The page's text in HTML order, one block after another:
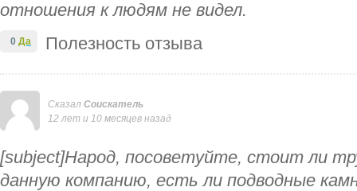
отношения к людям не видел.
Полезность отзыва
0 Да
Сказал Соискатель
12 лет и 10 месяцев назад
[subject]Народ, посоветуйте, стоит ли
данную компанию, есть ли подводные